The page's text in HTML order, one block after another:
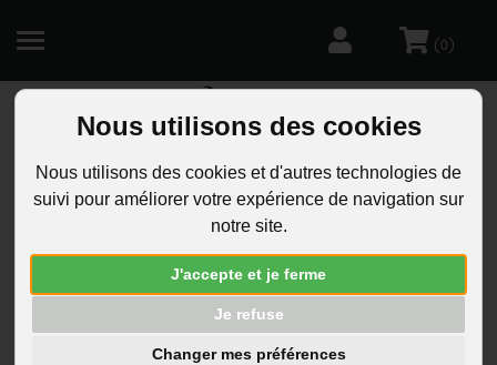
Nous utilisons des cookies
Nous utilisons des cookies et d'autres technologies de
suivi pour améliorer votre expérience de navigation sur
notre site.
J'accepte et je ferme
Je refuse
Changer mes préférences
(0)